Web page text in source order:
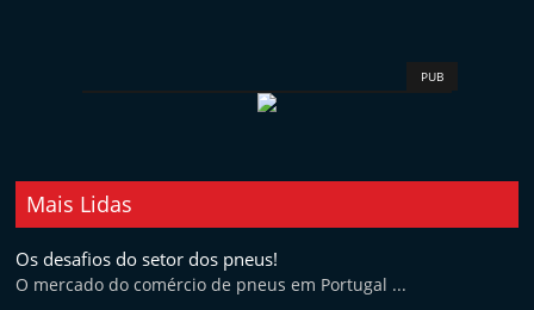
r
k
e
PUB
Mais Lidas
Os desafios do setor dos pneus!
O mercado do comércio de pneus em Portugal ...